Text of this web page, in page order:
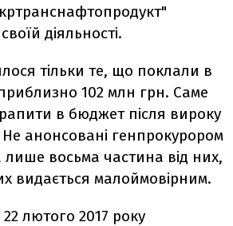
діяльності.
тільки те, що поклали в
102 млн грн. Саме
в бюджет після вироку
Не анонсовані генпрокурором
лише восьма частина від них,
видається малоймовірним.
лютого 2017 року